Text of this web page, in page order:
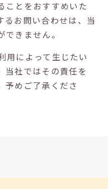
ことをおすすめいた
るお問い合わせは、当
きません。
用によって生じたい
当社ではその責任を
予めご了承くださ